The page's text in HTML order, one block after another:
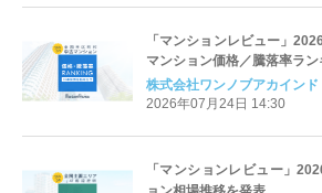
「マンションレビュー」
マンション価格／騰落率ラ
株式会社ワンノブアカインド
2026年07月24日 14:30
「マンションレビュー」